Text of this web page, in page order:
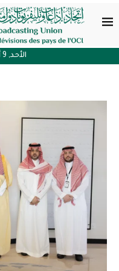
الأحد, 9 أغسطس , 2026